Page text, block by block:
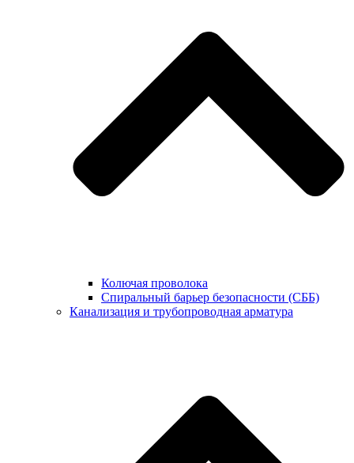
Колючая проволока
Спиральный барьер безопасности (СББ)
Канализация и трубопроводная арматура